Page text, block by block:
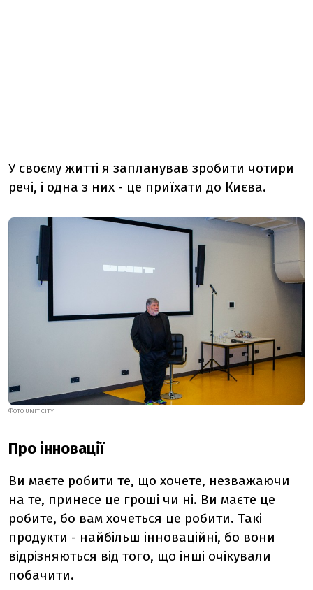
У своєму житті я запланував зробити чотири
речі, і одна з них - це приїхати до Києва.
ФОТО UNIT CITY
Про інновації
Ви маєте робити те, що хочете, незважаючи
на те, принесе це гроші чи ні. Ви маєте це
робите, бо вам хочеться це робити. Такі
продукти - найбільш інноваційні, бо вони
відрізняються від того, що інші очікували
побачити.